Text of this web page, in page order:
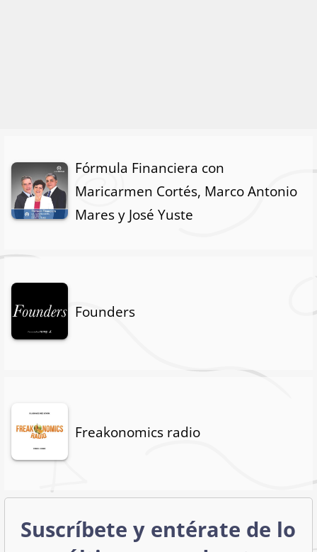
Fórmula Financiera con
Maricarmen Cortés, Marco Antonio
Mares y José Yuste
Founders
Freakonomics radio
Suscríbete y entérate de lo